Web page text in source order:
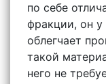
по себе
фракции, он у
облегчает
такой
него не